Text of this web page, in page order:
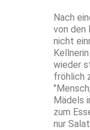
Nach
von den
nicht
wieder
fröhlich
Mädels
zum
nur